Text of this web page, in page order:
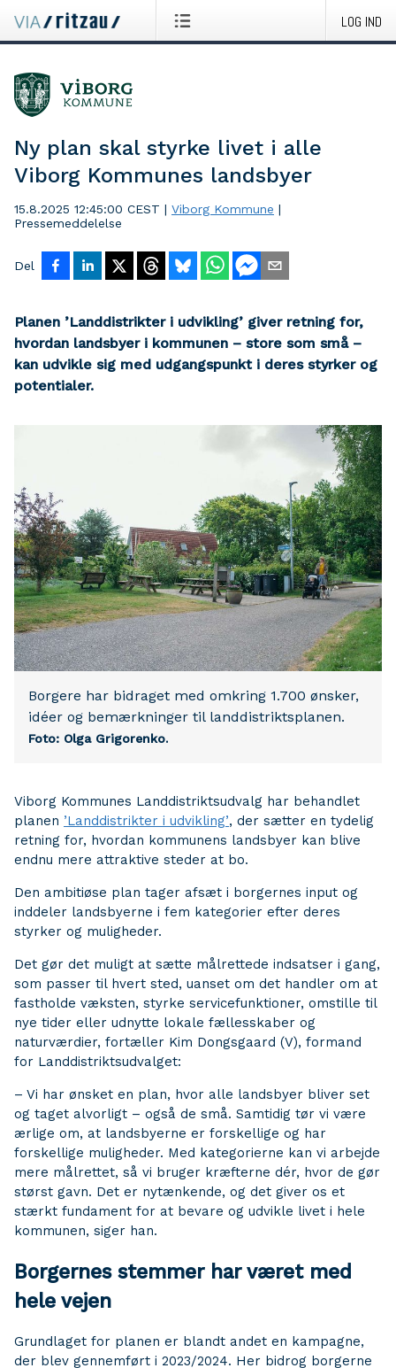
LOG IND
Ny plan skal styrke livet i alle
Viborg Kommunes landsbyer
15.8.2025 12:45:00 CEST | Viborg Kommune |
Pressemeddelelse
Del
Planen ’Landdistrikter i udvikling’ giver retning for,
hvordan landsbyer i kommunen – store som små –
kan udvikle sig med udgangspunkt i deres styrker og
potentialer.
Borgere har bidraget med omkring 1.700 ønsker,
idéer og bemærkninger til landdistriktsplanen.
Foto: Olga Grigorenko.
Viborg Kommunes Landdistriktsudvalg har behandlet
planen ’Landdistrikter i udvikling’, der sætter en tydelig
retning for, hvordan kommunens landsbyer kan blive
endnu mere attraktive steder at bo.
Den ambitiøse plan tager afsæt i borgernes input og
inddeler landsbyerne i fem kategorier efter deres
styrker og muligheder.
Det gør det muligt at sætte målrettede indsatser i gang,
som passer til hvert sted, uanset om det handler om at
fastholde væksten, styrke servicefunktioner, omstille til
nye tider eller udnytte lokale fællesskaber og
naturværdier, fortæller Kim Dongsgaard (V), formand
for Landdistriktsudvalget:
– Vi har ønsket en plan, hvor alle landsbyer bliver set
og taget alvorligt – også de små. Samtidig tør vi være
ærlige om, at landsbyerne er forskellige og har
forskellige muligheder. Med kategorierne kan vi arbejde
mere målrettet, så vi bruger kræfterne dér, hvor de gør
størst gavn. Det er nytænkende, og det giver os et
stærkt fundament for at bevare og udvikle livet i hele
kommunen, siger han.
Borgernes stemmer har været med
hele vejen
Grundlaget for planen er blandt andet en kampagne,
der blev gennemført i 2023/2024. Her bidrog borgerne